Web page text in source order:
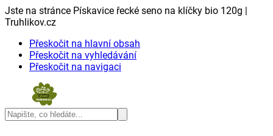
Jste na stránce Pískavice řecké seno na klíčky bio 120g |
Truhlikov.cz
Přeskočit na hlavní obsah
Přeskočit na vyhledávání
Přeskočit na navigaci